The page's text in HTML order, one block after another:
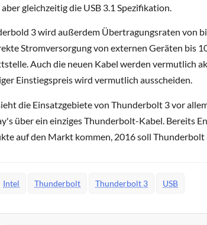
gleichzeitig die USB 3.1 Spezifikation.
3 wird außerdem Übertragungsraten von
Stromversorgung von externen Geräten bis
Auch die neuen Kabel werden vermutlich
Einstiegspreis wird vermutlich ausscheiden.
die Einsatzgebiete von Thunderbolt 3 vor
über ein einziges Thunderbolt-Kabel. Bereits
auf den Markt kommen, 2016 soll
Intel Thunderbolt Thunderbolt 3 USB